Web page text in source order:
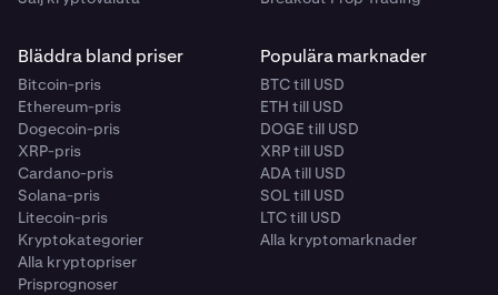
Bläddra bland priser
Bitcoin-pris
Ethereum-pris
Dogecoin-pris
XRP-pris
Cardano-pris
Solana-pris
Litecoin-pris
Kryptokategorier
Alla kryptopriser
Prisprognoser
Populära marknader
BTC till USD
ETH till USD
DOGE till USD
XRP till USD
ADA till USD
SOL till USD
LTC till USD
Alla kryptomarknader